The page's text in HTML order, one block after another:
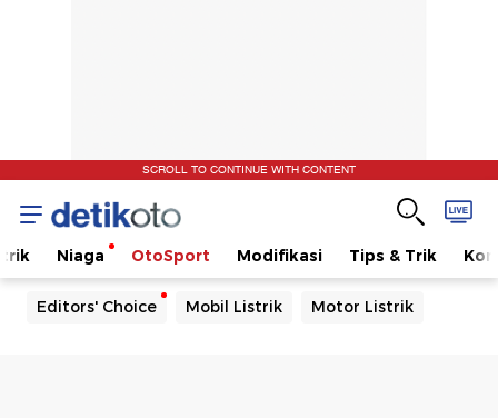
SCROLL TO CONTINUE WITH CONTENT
Niaga OtoSport Modifikasi Tips & Trik
Editors' Choice Mobil Listrik Motor Listrik